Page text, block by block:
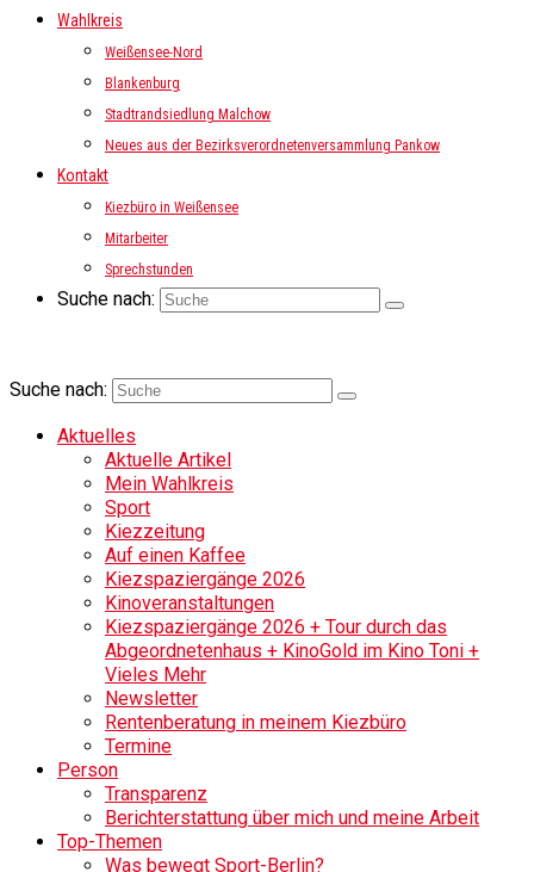
Wahlkreis
Weißensee-Nord
Blankenburg
Stadtrandsiedlung Malchow
Neues aus der Bezirksverordnetenversammlung Pankow
Kontakt
Kiezbüro in Weißensee
Mitarbeiter
Sprechstunden
Suche nach:
Suche nach:
Aktuelles
Aktuelle Artikel
Mein Wahlkreis
Sport
Kiezzeitung
Auf einen Kaffee
Kiezspaziergänge 2026
Kinoveranstaltungen
Kiezspaziergänge 2026 + Tour durch das
Abgeordnetenhaus + KinoGold im Kino Toni +
Vieles Mehr
Newsletter
Rentenberatung in meinem Kiezbüro
Termine
Person
Transparenz
Berichterstattung über mich und meine Arbeit
Top-Themen
Was bewegt Sport-Berlin?